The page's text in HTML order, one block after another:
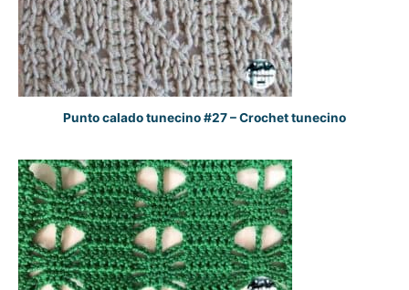
Punto calado tunecino #27 – Crochet tunecino